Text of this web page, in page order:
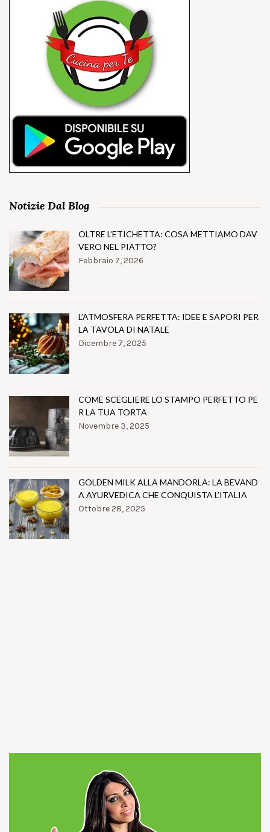
Notizie Dal Blog
OLTRE L’ETICHETTA: COSA METTIAMO DAV
VERO NEL PIATTO?
Febbraio 7, 2026
L’ATMOSFERA PERFETTA: IDEE E SAPORI PER
LA TAVOLA DI NATALE
Dicembre 7, 2025
COME SCEGLIERE LO STAMPO PERFETTO PE
R LA TUA TORTA
Novembre 3, 2025
GOLDEN MILK ALLA MANDORLA: LA BEVAND
A AYURVEDICA CHE CONQUISTA L’ITALIA
Ottobre 28, 2025